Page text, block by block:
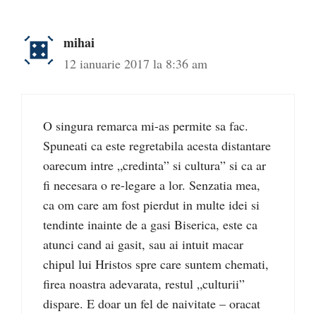
mihai
12 ianuarie 2017 la 8:36 am
O singura remarca mi-as permite sa fac.
Spuneati ca este regretabila acesta distantare
oarecum intre „credinta” si cultura” si ca ar
fi necesara o re-legare a lor. Senzatia mea,
ca om care am fost pierdut in multe idei si
tendinte inainte de a gasi Biserica, este ca
atunci cand ai gasit, sau ai intuit macar
chipul lui Hristos spre care suntem chemati,
firea noastra adevarata, restul „culturii”
dispare. E doar un fel de naivitate – oracat